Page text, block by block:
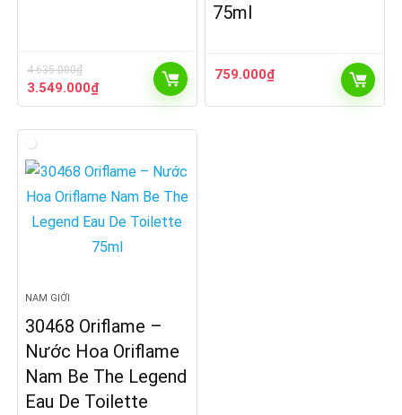
4.635.000₫
Giá
gốc
4.635.000₫.
3.549.000₫Giá
hiện
75ml
759.000₫
NAM GIỚI
30468 Oriflame –
Nước Hoa Oriflame
Nam Be The Legend
Eau De Toilette